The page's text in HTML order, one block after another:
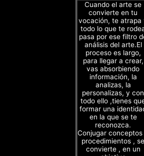
Cuando el arte se
convierte en tu
vocación, te atrapa
todo lo que te
pasa por ese filtro
análisis del arte.El
proceso es largo,
para llegar a crear,
vas absorbiendo
información, la
analizas, la
personalizas, y con
todo ello ,tienes
formar una
en la que se te
reconozca.
Conjugar
procedimientos , se
convierte , en un